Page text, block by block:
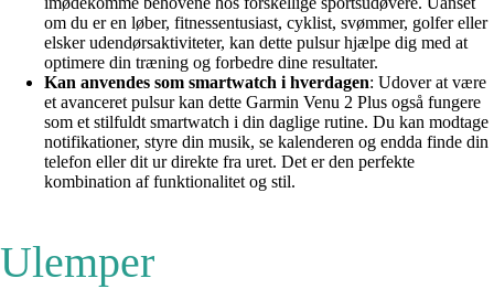
om du er en løber, fitnessentusiast, cyklist, svømmer, golfer eller
elsker udendørsaktiviteter, kan dette pulsur hjælpe dig med at
optimere din træning og forbedre dine resultater.
Kan anvendes som smartwatch i hverdagen: Udover at være
et avanceret pulsur kan dette Garmin Venu 2 Plus også fungere
som et stilfuldt smartwatch i din daglige rutine. Du kan modtage
notifikationer, styre din musik, se kalenderen og endda finde din
telefon eller dit ur direkte fra uret. Det er den perfekte
kombination af funktionalitet og stil.
Ulemper